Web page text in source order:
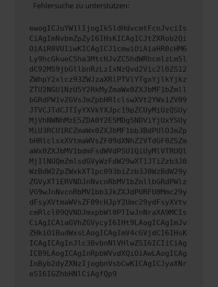
Fehlersuche zu unterstützen:
ewogICJuYW1lIjogIk5ldHdvcmtFcnJvciIs
CiAgImNvbmZpZyI6IHsKICAgICJtZXRob2Qi
OiAiR0VUIiwKICAgICJ1cmwiOiAiaHR0cHM6
Ly9hcGkueC5ha3MtcHJvZC5hdWRhcmlzLm5l
dC92MS9jbGllbnRzLzIxNzQvd2Vic2l0ZS12
ZWhpY2xlcz93ZWJzaXRlPTVlYTgxYjlkYjkz
ZTU2NGU1NzU5Y2RkMyZmaWx0ZXJbMF1bZmll
bGRdPW1vZGVsJmZpbHRlclswXVt2YWx1ZV09
JTVCJTdCJTIyYXVkYXJpc19pZCUyMiUzQSUy
MjVhNWNhMzE5ZDA0Y2E5MDg5NDViYjUxYSUy
MiU3RCU1RCZmaWx0ZXJbMF1bb3BdPUlOJmZp
bHRlclsxXVtmaWVsZF09dXNhZ2VTdGF0ZSZm
aWx0ZXJbMV1bdmFsdWVdPSU1QiUyMlVTRUQl
MjIlNUQmZmlsdGVyWzFdW29wXT1JTiZzb3J0
WzBdW2ZpZWxkXT1pc093biZzb3J0WzBdW29y
ZGVyXT1ERVNDJnNvcnRbMV1bZmllbGRdPWlz
VG9wJnNvcnRbMV1bb3JkZXJdPURFU0Mmc29y
dFsyXVtmaWVsZF09cHJpY2Umc29ydFsyXVtv
cmRlcl09QVNDJmxpbWl0PTIwJnNraXA9MCIs
CiAgICAiaGVhZGVycyI6IHt9LAogICAgImJv
ZHkiOiBudWxsLAogICAgImV4cGVjdCI6IHsK
ICAgICAgInJlc3BvbnNlVHlwZSI6ICIiCiAg
ICB9LAogICAgInRpbWVvdXQiOiAwLAogICAg
InByb2dyZXNzIjogbnVsbCwKICAgICJyaXNr
eSI6IGZhbHNlCiAgfQp9